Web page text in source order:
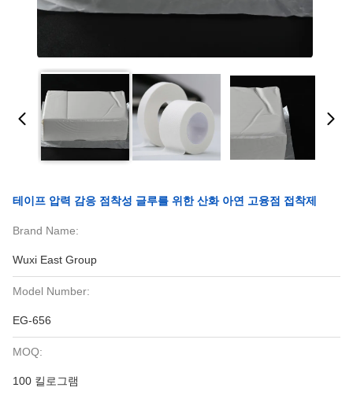
테이프 압력 감응 점착성 글루를 위한 산화 아연 고융점 접착제
Brand Name:
Wuxi East Group
Model Number:
EG-656
MOQ:
100 킬로그램